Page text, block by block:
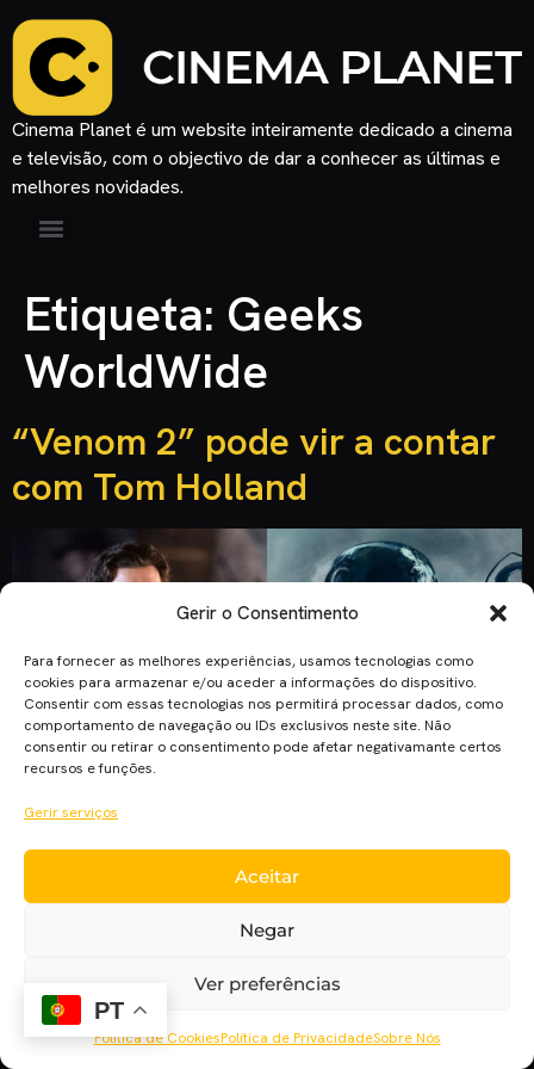
Gerir o Consentimento
Para fornecer as melhores experiências, usamos tecnologias como
cookies para armazenar e/ou aceder a informações do dispositivo.
Consentir com essas tecnologias nos permitirá processar dados, como
comportamento de navegação ou IDs exclusivos neste site. Não
consentir ou retirar o consentimento pode afetar negativamante certos
recursos e funções.
Gerir serviços
Aceitar
Negar
Ver preferências
Política de CookiesPolítica de PrivacidadeSobre Nós
Cinema Planet é um website inteiramente dedicado a cinema
e televisão, com o objectivo de dar a conhecer as últimas e
melhores novidades.
Etiqueta: Geeks
WorldWide
“Venom 2” pode vir a contar
com Tom Holland
Peter Parker para uma participação curta, segundo rumores,
no filme da Sony passado no universo cinematográfico da
Marvel. As negociações estão em curso e não existe
PT